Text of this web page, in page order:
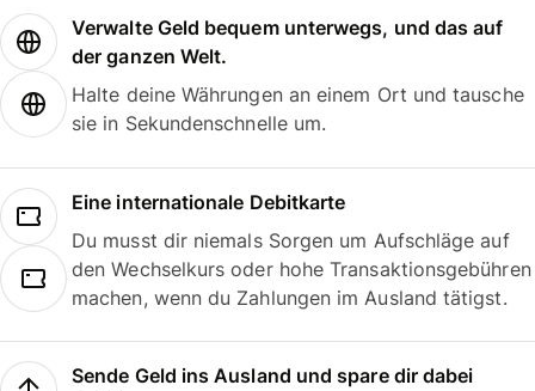
Verwalte Geld bequem unterwegs, und das auf
der ganzen Welt.
Halte deine Währungen an einem Ort und tausche
sie in Sekundenschnelle um.
Eine internationale Debitkarte
Du musst dir niemals Sorgen um Aufschläge auf
den Wechselkurs oder hohe Transaktionsgebühren
machen, wenn du Zahlungen im Ausland tätigst.
Sende Geld ins Ausland und spare dir dabei